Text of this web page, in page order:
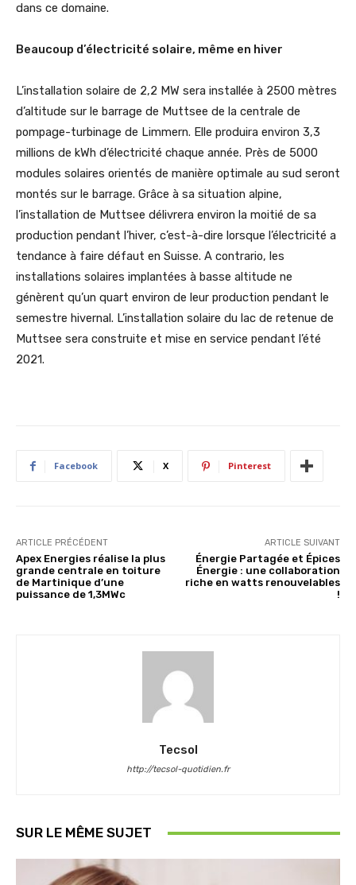
dans ce domaine.
Beaucoup d’électricité solaire, même en hiver
L’installation solaire de 2,2 MW sera installée à 2500 mètres
d’altitude sur le barrage de Muttsee de la centrale de
pompage-turbinage de Limmern. Elle produira environ 3,3
millions de kWh d’électricité chaque année. Près de 5000
modules solaires orientés de manière optimale au sud seront
montés sur le barrage. Grâce à sa situation alpine,
l’installation de Muttsee délivrera environ la moitié de sa
production pendant l’hiver, c’est-à-dire lorsque l’électricité a
tendance à faire défaut en Suisse. A contrario, les
installations solaires implantées à basse altitude ne
génèrent qu’un quart environ de leur production pendant le
semestre hivernal. L’installation solaire du lac de retenue de
Muttsee sera construite et mise en service pendant l’été
2021.
Facebook X Pinterest
ARTICLE PRÉCÉDENT
Apex Energies réalise la plus
grande centrale en toiture
de Martinique d’une
puissance de 1,3MWc
ARTICLE SUIVANT
Énergie Partagée et Épices
Énergie : une collaboration
riche en watts renouvelables
!
Tecsol
http://tecsol-quotidien.fr
SUR LE MÊME SUJET